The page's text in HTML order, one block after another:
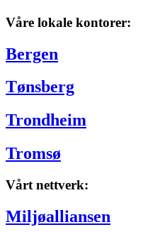
Våre lokale kontorer:
Bergen
Tønsberg
Trondheim
Tromsø
Vårt nettverk:
Miljøalliansen